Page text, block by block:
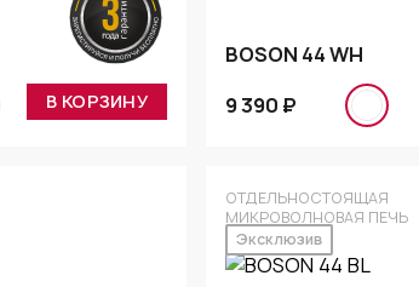
В КОРЗИНУ
BOSON 44 WH
9 390 ₽
ОТДЕЛЬНОСТОЯЩАЯ
МИКРОВОЛНОВАЯ ПЕЧЬ
Эксклюзив